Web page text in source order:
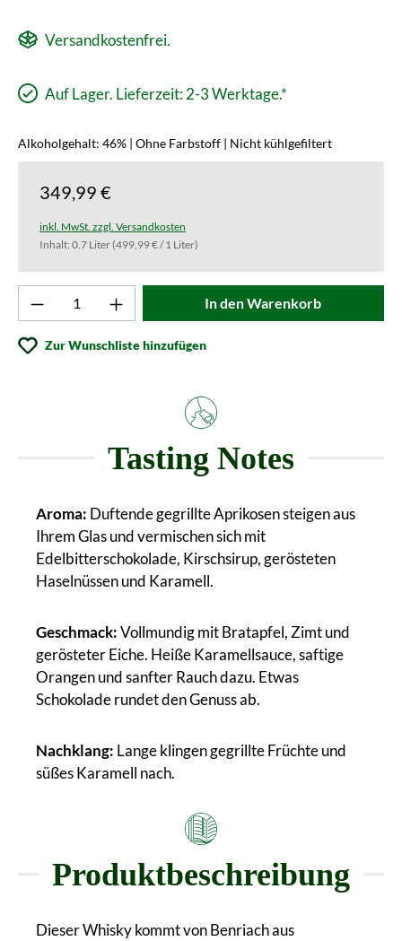
Versandkostenfrei.
Auf Lager. Lieferzeit: 2-3 Werktage.*
Alkoholgehalt: 46% | Ohne Farbstoff | Nicht kühlgefiltert
349,99 €
inkl. MwSt. zzgl. Versandkosten
Inhalt: 0.7 Liter(499,99 € / 1 Liter)
Produkt Anzahl: Gib den gewünschten
In den Warenkorb
Zur Wunschliste hinzufügen
Tasting Notes
Aroma: Duftende gegrillte Aprikosen steigen aus
Ihrem Glas und vermischen sich mit
Edelbitterschokolade, Kirschsirup, gerösteten
Haselnüssen und Karamell.
Geschmack:Vollmundig mit Bratapfel, Zimt und
gerösteter Eiche. Heiße Karamellsauce, saftige
Orangen und sanfter Rauch dazu. Etwas
Schokolade rundet den Genuss ab.
Nachklang: Lange klingen gegrillte Früchte und
süßes Karamell nach.
Produktbeschreibung
Dieser Whisky kommt von Benriach aus